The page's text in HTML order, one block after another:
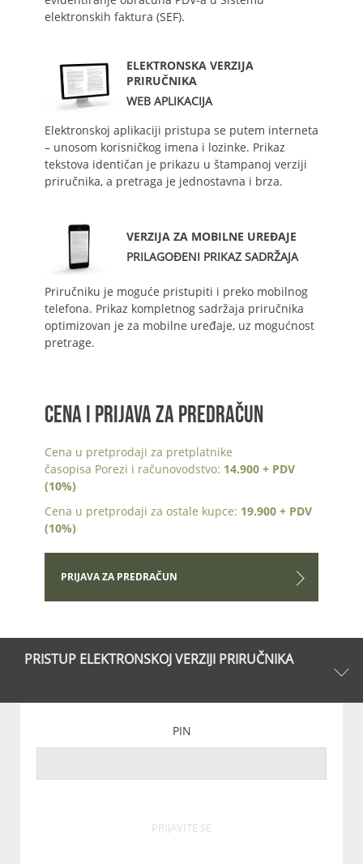
elektronskih faktura (SEF).
ELEKTRONSKA VERZIJA
PRIRUČNIKA
WEB APLIKACIJA
Elektronskoj aplikaciji pristupa se putem interneta
– unosom korisničkog imena i lozinke. Prikaz
tekstova identičan je prikazu u štampanoj verziji
priručnika, a pretraga je jednostavna i brza.
VERZIJA ZA MOBILNE UREĐAJE
PRILAGOĐENI PRIKAZ SADRŽAJA
Priručniku je moguće pristupiti i preko mobilnog
telefona. Prikaz kompletnog sadržaja priručnika
optimizovan je za mobilne uređaje, uz mogućnost
pretrage.
CENA I PRIJAVA ZA PREDRAČUN
Cena u pretprodaji za pretplatnike
časopisa Porezi i računovodstvo: 14.900 + PDV
(10%)
Cena u pretprodaji za ostale kupce: 19.900 + PDV
(10%)
PRIJAVA ZA PREDRAČUN
PRISTUP ELEKTRONSKOJ VERZIJI PRIRUČNIKA
PIN
PRIJAVITE SE